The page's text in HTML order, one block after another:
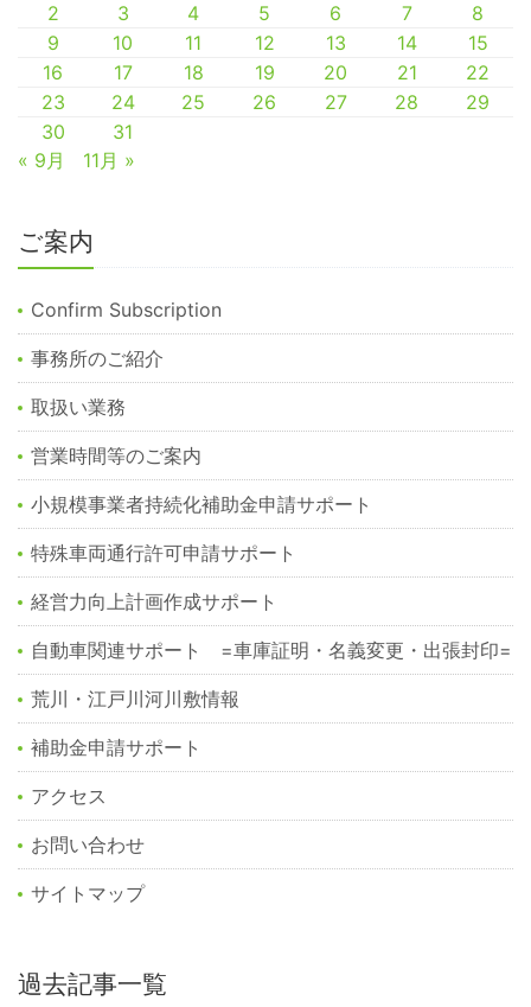
2
3 4 5 6 7
8
9
10 11 12 13 14
15
16
17 18 19 20 21
22
23
24 25 26 27 28
29
30
31
« 9月
11月 »
ご案内
Confirm Subscription
事務所のご紹介
取扱い業務
営業時間等のご案内
小規模事業者持続化補助金申請サポート
特殊車両通行許可申請サポート
経営力向上計画作成サポート
自動車関連サポート =車庫証明・名義変更・出張封印=
荒川・江戸川河川敷情報
補助金申請サポート
アクセス
お問い合わせ
サイトマップ
過去記事一覧